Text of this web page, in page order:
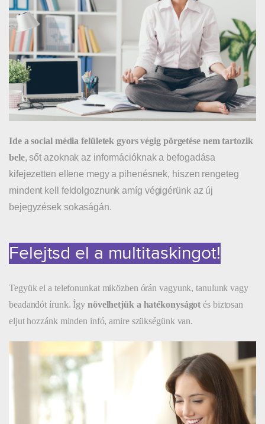
Ide a social média felületek gyors végig pörgetése nem tartozik
bele, sőt azoknak az információknak a befogadása
kifejezetten ellene megy a pihenésnek, hiszen rengeteg
mindent kell feldolgoznunk amíg végigérünk az új
bejegyzések sokaságán.
Felejtsd el a multitaskingot!
Tegyük el a telefonunkat miközben órán vagyunk, tanulunk vagy
beadandót írunk. Így növelhetjük a hatékonyságot és biztosan
eljut hozzánk minden infó, amire szükségünk van.